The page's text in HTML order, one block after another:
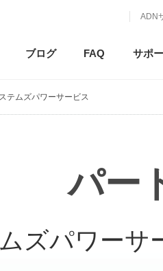
ADN
ブログ FAQ サポ
テムズパワーサービス
パー
ズパワーサ